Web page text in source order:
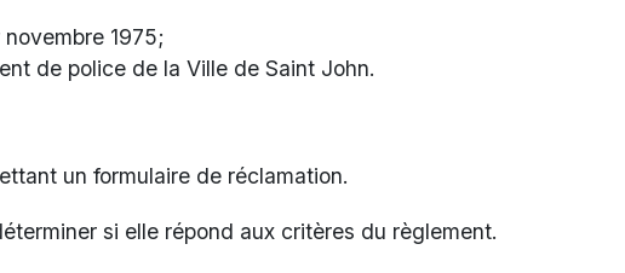
1975;
de police de la Ville de Saint John.
un formulaire de réclamation.
si elle répond aux critères du règlement.